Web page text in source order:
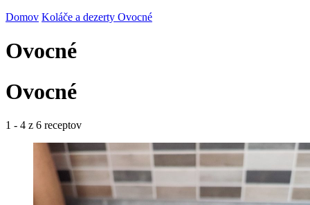
Domov Koláče a dezerty Ovocné
Ovocné
Ovocné
1 - 4 z 6 receptov